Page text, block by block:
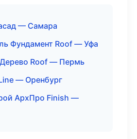
— Самара
Фундамент Roof — Уфа
Roof — Пермь
— Оренбург
АрхПро Finish —